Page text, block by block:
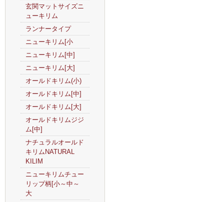
玄関マットサイズニ
ューキリム
ランナータイプ
ニューキリム[小
ニューキリム[中]
ニューキリム[大]
オールドキリム(小)
オールドキリム[中]
オールドキリム[大]
オールドキリムジジ
ム[中]
ナチュラルオールド
キリムNATURAL
KILIM
ニューキリムチュー
リップ柄[小～中～
大